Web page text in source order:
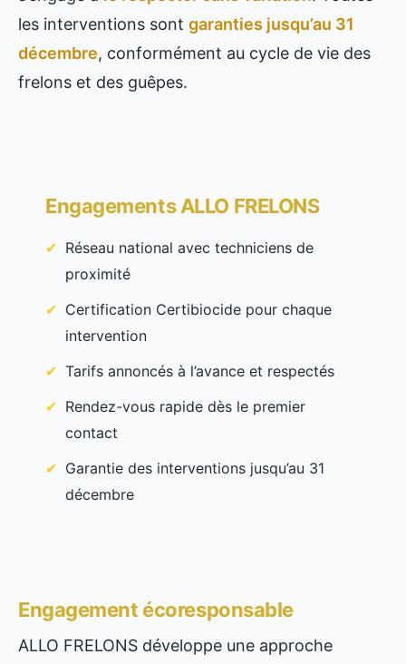
les interventions sont garanties jusqu’au 31
décembre, conformément au cycle de vie des
frelons et des guêpes.
Engagements ALLO FRELONS
Réseau national avec techniciens de
proximité
Certification Certibiocide pour chaque
intervention
Tarifs annoncés à l’avance et respectés
Rendez-vous rapide dès le premier
contact
Garantie des interventions jusqu’au 31
décembre
Engagement écoresponsable
ALLO FRELONS développe une approche